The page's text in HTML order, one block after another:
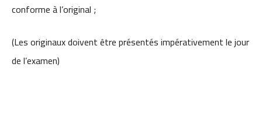
conforme à l’original ;
(Les originaux doivent être présentés impérativement le jour
de l’examen)